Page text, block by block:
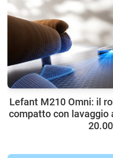
Lefant M210 Omni: il
compatto con lavaggio